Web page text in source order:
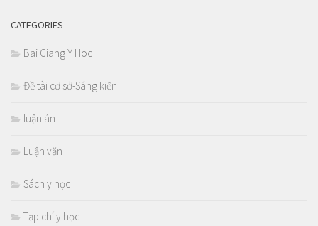
CATEGORIES
Bai Giang Y Hoc
Đề tài cơ sở-Sáng kiến
luận án
Luận văn
Sách y học
Tạp chí y học